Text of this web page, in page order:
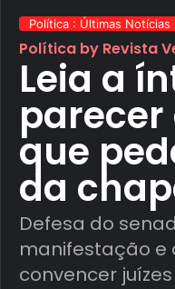
Política : Últimas Notícias
Política by Revista
Leia a
parecer
que
da
Defesa do
manifestação e
convencer juízes